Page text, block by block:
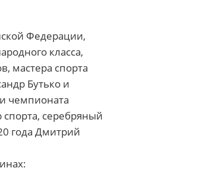
Федерации,
класса,
мастера спорта
Бутько и
чемпионата
серебряный
года Дмитрий